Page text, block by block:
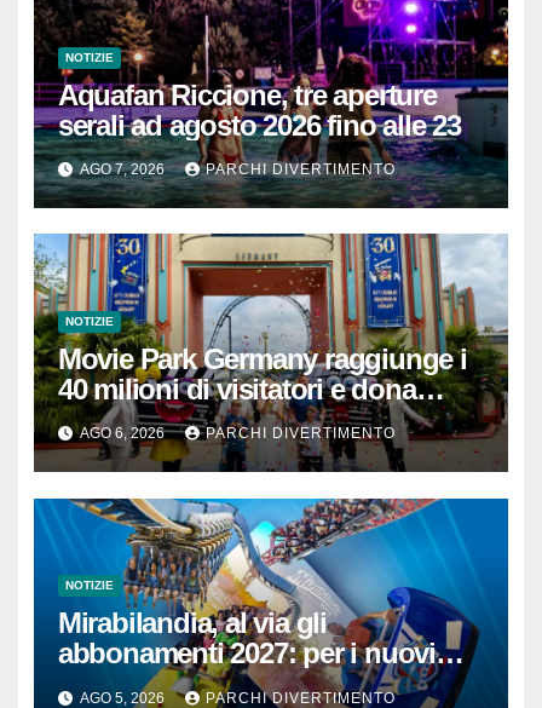
NOTIZIE
Aquafan Riccione, tre aperture
serali ad agosto 2026 fino alle 23
AGO 7, 2026 PARCHI DIVERTIMENTO
NOTIZIE
Movie Park Germany raggiunge i
40 milioni di visitatori e dona
40.000 euro
AGO 6, 2026 PARCHI DIVERTIMENTO
NOTIZIE
Mirabilandia, al via gli
abbonamenti 2027: per i nuovi
iscritti il 2026 è in omaggio
AGO 5, 2026 PARCHI DIVERTIMENTO